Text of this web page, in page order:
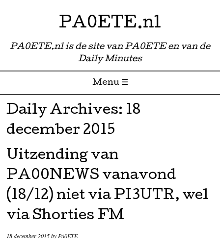
PA0ETE.nl
PA0ETE.nl is de site van PA0ETE en van de
Daily Minutes
Menu ☰
Skip to content
Daily Archives: 18
december 2015
Uitzending van
PA00NEWS vanavond
(18/12) niet via PI3UTR, wel
via Shorties FM
18 december 2015byPA0ETE